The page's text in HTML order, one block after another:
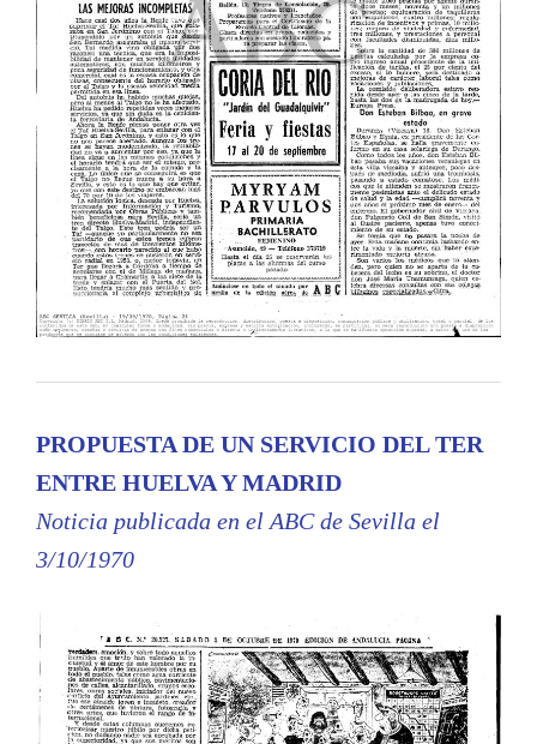
PROPUESTA DE UN SERVICIO DEL TER
ENTRE HUELVA Y MADRID
Noticia publicada en el ABC de Sevilla el
3/10/1970